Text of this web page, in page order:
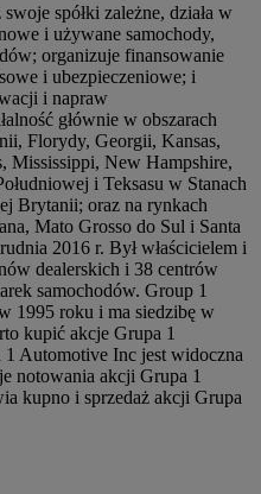
spółki zależne, działa w
i używane samochody,
organizuje finansowanie
i ubezpieczeniowe; i
i napraw
głównie w obszarach
Florydy, Georgii, Kansas,
Mississippi, New Hampshire,
i Teksasu w Stanach
Brytanii; oraz na rynkach
Mato Grosso do Sul i Santa
2016 r. Był właścicielem i
dealerskich i 38 centrów
samochodów. Group 1
1995 roku i ma siedzibę w
kupić akcje Grupa 1
Automotive Inc jest widoczna
notowania akcji Grupa 1
kupno i sprzedaż akcji Grupa